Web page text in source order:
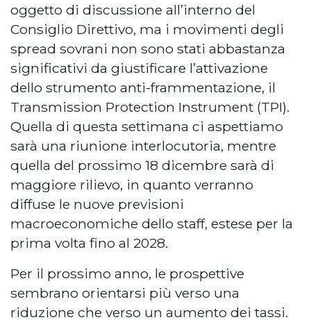
oggetto di discussione all’interno del
Consiglio Direttivo, ma i movimenti degli
spread sovrani non sono stati abbastanza
significativi da giustificare l’attivazione
dello strumento anti-frammentazione, il
Transmission Protection Instrument (TPI).
Quella di questa settimana ci aspettiamo
sarà una riunione interlocutoria, mentre
quella del prossimo 18 dicembre sarà di
maggiore rilievo, in quanto verranno
diffuse le nuove previsioni
macroeconomiche dello staff, estese per la
prima volta fino al 2028.
Per il prossimo anno, le prospettive
sembrano orientarsi più verso una
riduzione che verso un aumento dei tassi.